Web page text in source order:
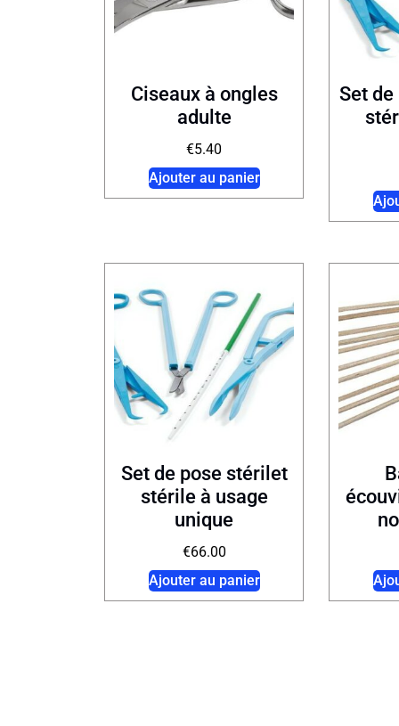
Ciseaux à ongles
adulte
€5.40
Ajouter au panier
Set
Set de pose stérilet
stérile à usage
unique
€66.00
Ajouter au panier